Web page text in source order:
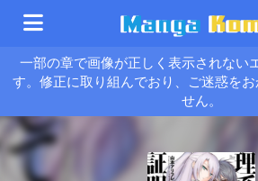
一部の章で画像が正しく表示されない
す。修正に取り組んでおり、ご迷惑を
せん。